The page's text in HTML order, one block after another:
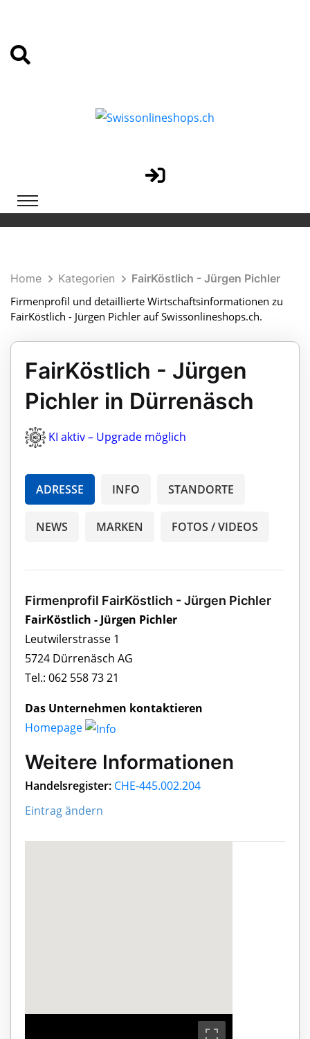
Home Kategorien
FairKöstlich - Jürgen Pichler
Firmenprofil und detaillierte Wirtschaftsinformationen zu
FairKöstlich - Jürgen Pichler auf Swissonlineshops.ch.
FairKöstlich - Jürgen
Pichler in Dürrenäsch
KI aktiv – Upgrade möglich
ADRESSE INFO STANDORTE
NEWS MARKEN FOTOS / VIDEOS
Firmenprofil FairKöstlich - Jürgen Pichler
FairKöstlich - Jürgen Pichler
Leutwilerstrasse 1
5724 Dürrenäsch AG
Tel.: 062 558 73 21
Das Unternehmen kontaktieren
Homepage
Weitere Informationen
Handelsregister: CHE-445.002.204
Eintrag ändern